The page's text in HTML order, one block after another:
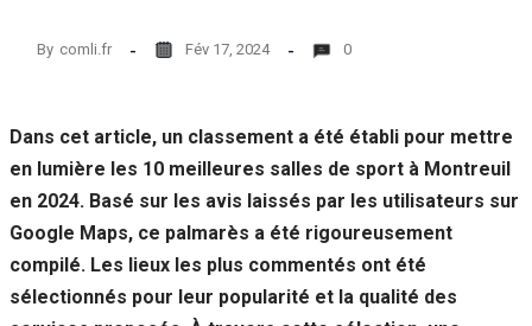
By comli.fr Fév 17, 2024 0
Dans cet article, un classement a été établi pour mettre
en lumière les 10 meilleures salles de sport à Montreuil
en 2024. Basé sur les avis laissés par les utilisateurs sur
Google Maps, ce palmarès a été rigoureusement
compilé. Les lieux les plus commentés ont été
sélectionnés pour leur popularité et la qualité des